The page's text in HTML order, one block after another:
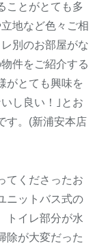
ことがとても多
地など色々ご相
別のお部屋がな
件をご紹介する
がとても興味を
し良い！｣とお
す。(新浦安本店
てくださったお
ニットバス式の
トイレ部分が水
除が大変だった